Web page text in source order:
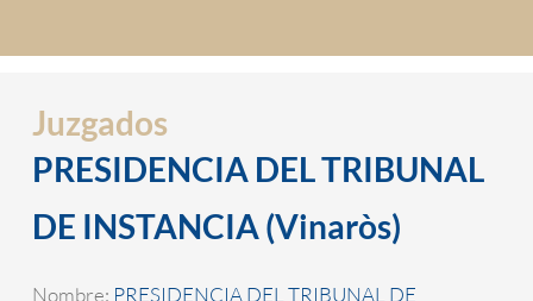
Juzgados
PRESIDENCIA DEL TRIBUNAL
DE INSTANCIA (Vinaròs)
Nombre: PRESIDENCIA DEL TRIBUNAL DE